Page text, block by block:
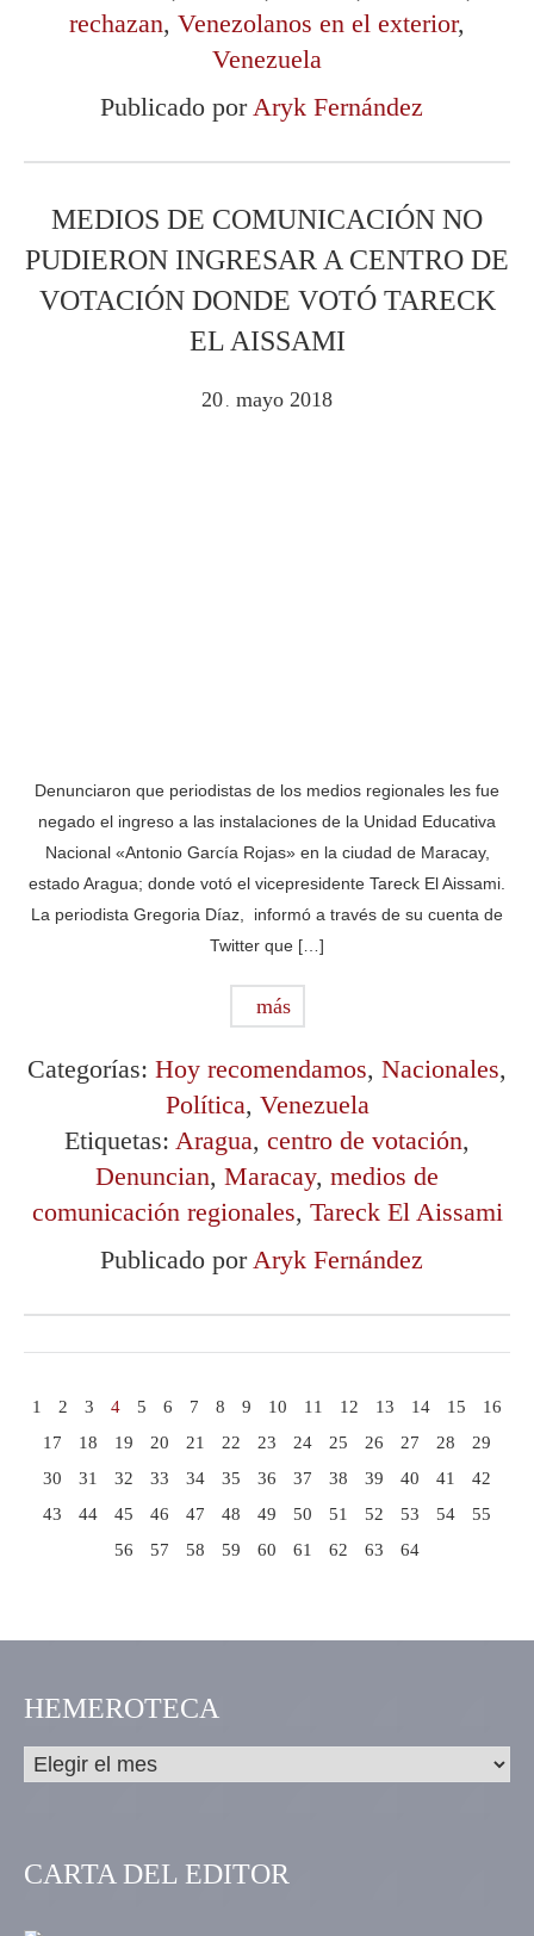
rechazan, Venezolanos en el exterior,
Venezuela
Publicado por Aryk Fernández
MEDIOS DE COMUNICACIÓN NO
PUDIERON INGRESAR A CENTRO DE
VOTACIÓN DONDE VOTÓ TARECK
EL AISSAMI
20 mayo 2018
Denunciaron que periodistas de los medios regionales les fue
negado el ingreso a las instalaciones de la Unidad Educativa
Nacional «Antonio García Rojas» en la ciudad de Maracay,
estado Aragua; donde votó el vicepresidente Tareck El Aissami.
La periodista Gregoria Díaz, informó a través de su cuenta de
Twitter que […]
más
Categorías: Hoy recomendamos, Nacionales,
Política, Venezuela
Etiquetas: Aragua, centro de votación,
Denuncian, Maracay, medios de
comunicación regionales, Tareck El Aissami
Publicado porAryk Fernández
1 2 3 4 5 6 7 8 9 10 11 12 13 14 15
16
17
18 19 20 21 22 23 24 25 26 27 28
29
30
31 32 33 34 35 36 37 38 39 40 41
42
43
44 45 46 47 48 49 50 51 52 53 54
55
56
57 58 59 60 61 62 63 64
HEMEROTECA
CARTA DEL EDITOR